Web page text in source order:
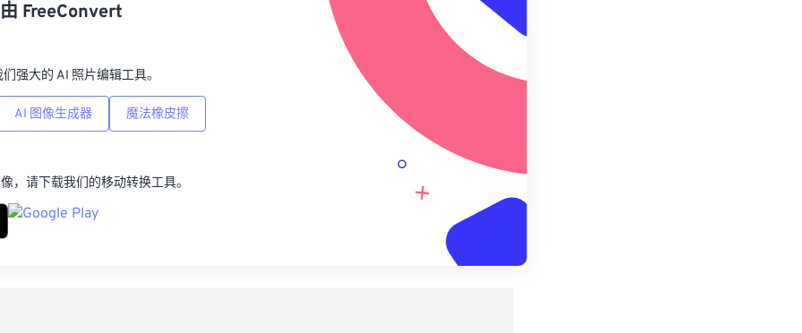
另存为预设
FreeConvert
强大的 AI 照片编辑工具。
AI 图像生成器 魔法橡皮擦
，请下载我们的移动转换工具。